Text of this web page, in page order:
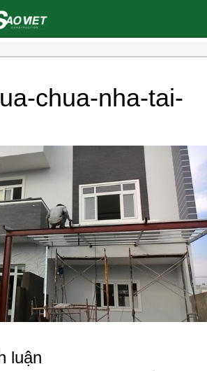
chua-nha-tai-
luận